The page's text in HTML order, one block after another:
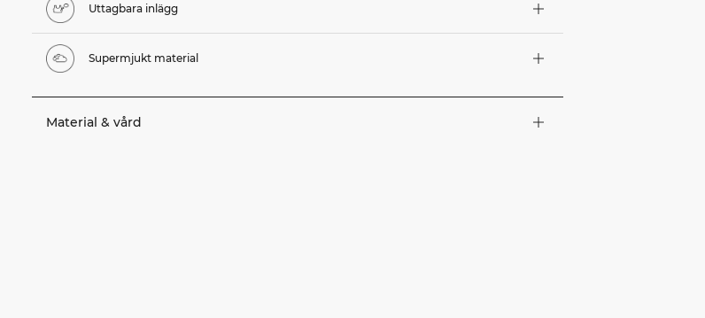
Uttagbara inlägg
Supermjukt material
Material & vård